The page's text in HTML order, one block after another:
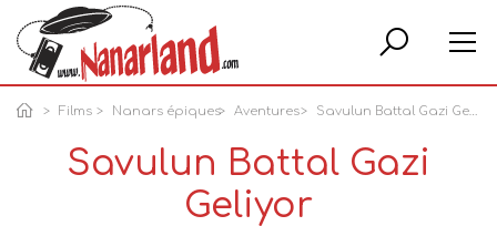
Films Nanars épiques Aventures Savulun Battal Gazi Geliyor
Savulun Battal Gazi
Geliyor